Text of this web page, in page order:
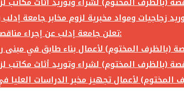
تعلن جامعة إدلب عن إجراء مناقصة (بالظرف المختوم) لشراء وتوريد ما يلي: